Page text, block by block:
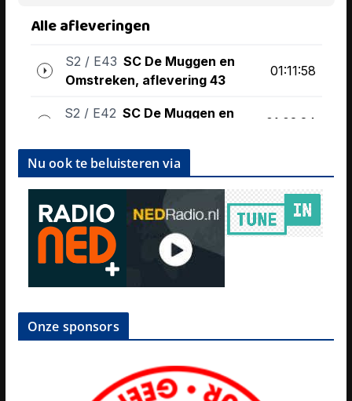
Nu ook te beluisteren via
Onze sponsors